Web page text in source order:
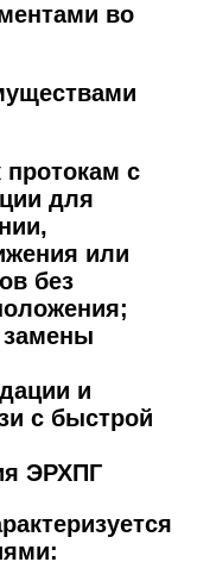
во
с
для
или
без
и
с быстрой
ЭРХПГ